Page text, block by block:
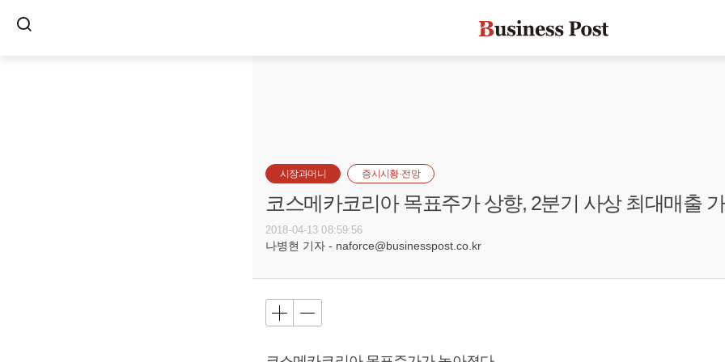
시장과머니 증시시황·전망
코스메카코리아 목표주가 상향, 2분기 사상 최대매출
2018-04-13 08:59:56
나병현 기자 - naforce@businesspost.co.kr